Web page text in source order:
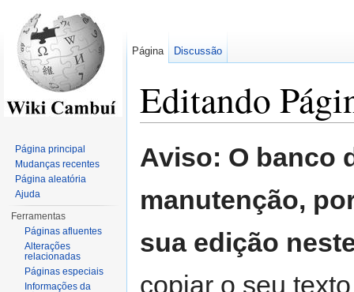
Editando
Aviso: O banco
manutenção,
sua edição
copiar o seu
Página Discussão
Página principal
Mudanças recentes
Página aleatória
Ajuda
Ferramentas
Páginas afluentes
Alterações
relacionadas
Páginas especiais
Informações da